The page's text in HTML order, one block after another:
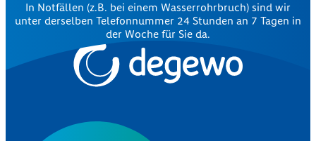
In Notfällen (z.B. bei einem Wasserrohrbruch) sind wir
unter derselben Telefonnummer 24 Stunden an 7 Tagen in
der Woche für Sie da.